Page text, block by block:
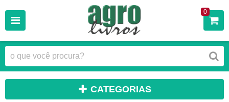
0
CATEGORIAS